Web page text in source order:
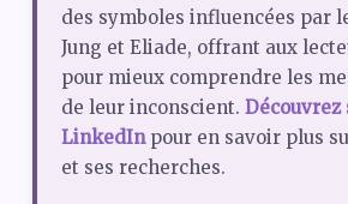
des symboles influencées par
Jung et Eliade, offrant aux
pour mieux comprendre les
de leur inconscient.
LinkedInpour en savoir plus
et ses recherches.